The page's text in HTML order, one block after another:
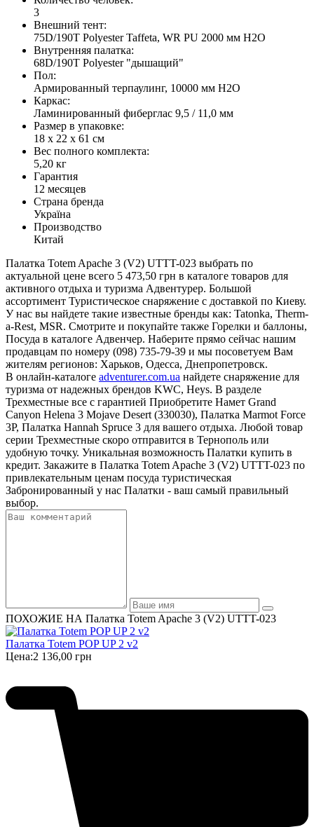
3
Внешний тент:
75D/190T Polyester Taffeta, WR PU 2000 мм H2O
Внутренняя палатка:
68D/190T Polyester "дышащий"
Пол:
Армированный терпаулинг, 10000 мм H2O
Каркас:
Ламинированный фиберглас 9,5 / 11,0 мм
Размер в упаковке:
18 х 22 х 61 см
Вес полного комплекта:
5,20 кг
Гарантия
12 месяцев
Страна бренда
Україна
Производство
Китай
Палатка Totem Apache 3 (V2) UTTT-023 выбрать по
актуальной цене всего 5 473,50 грн в каталоге товаров для
активного отдыха и туризма Адвентурер. Большой
ассортимент Туристическое снаряжение с доставкой по Киеву.
У нас вы найдете такие известные бренды как: Tatonka, Therm-
a-Rest, MSR. Смотрите и покупайте также Горелки и баллоны,
Посуда в каталоге Адвенчер. Наберите прямо сейчас нашим
продавцам по номеру (098) 735-79-39 и мы посоветуем Вам
жителям регионов: Харьков, Одесса, Днепропетровск.
В онлайн-каталоге adventurer.com.ua найдете снаряжение для
туризма от надежных брендов KWC, Heys. В разделе
Трехместные все с гарантией Приобретите Намет Grand
Canyon Helena 3 Mojave Desert (330030), Палатка Marmot Force
3P, Палатка Hannah Spruce 3 для вашего отдыха. Любой товар
серии Трехместные скоро отправится в Тернополь или
удобную точку. Уникальная возможность Палатки купить в
кредит. Закажите в Палатка Totem Apache 3 (V2) UTTT-023 по
привлекательным ценам посуда туристическая
Забронированный у нас Палатки - ваш самый правильный
выбор.
ПОХОЖИЕ НА Палатка Totem Apache 3 (V2) UTTT-023
Палатка Totem POP UP 2 v2
Цена:2 136,00 грн